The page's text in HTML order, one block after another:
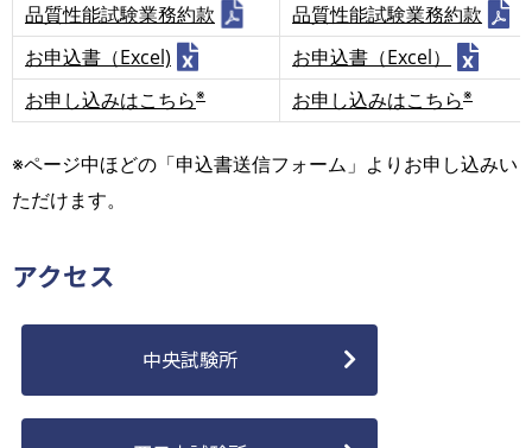
品質性能試験業務約款
品質性能試験業務約款
お申込書（Excel)
お申込書（Excel）
お申し込みはこちら※ お申し込みはこちら※
※ページ中ほどの「申込書送信フォーム」よりお申し込みい
ただけます。
アクセス
中央試験所